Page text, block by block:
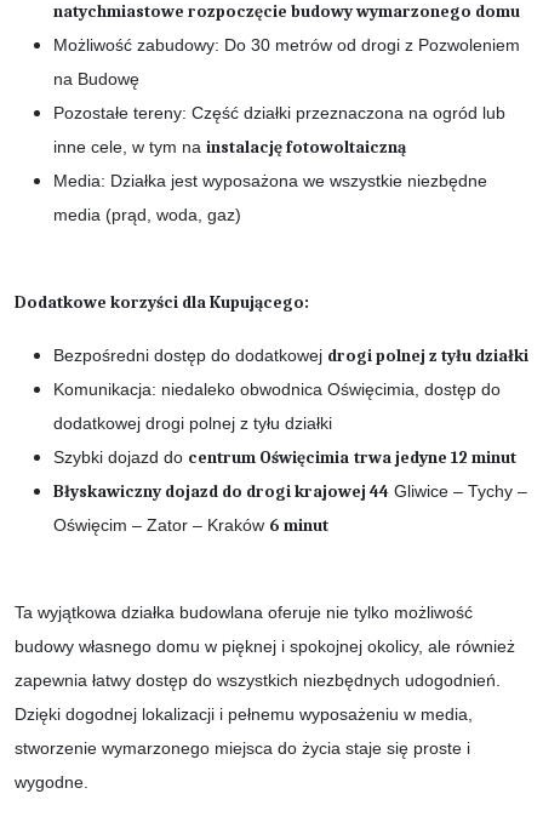
natychmiastowe rozpoczęcie budowy wymarzonego domu
Możliwość zabudowy: Do 30 metrów od drogi z Pozwoleniem
na Budowę
Pozostałe tereny: Część działki przeznaczona na ogród lub
inne cele, w tym na instalację fotowoltaiczną
Media: Działka jest wyposażona we wszystkie niezbędne
media (prąd, woda, gaz)
Dodatkowe korzyści dla Kupującego:
Bezpośredni dostęp do dodatkowej drogi polnej z tyłu działki
Komunikacja: niedaleko obwodnica Oświęcimia, dostęp do
dodatkowej drogi polnej z tyłu działki
Szybki dojazd do centrum Oświęcimia trwa jedyne 12 minut
Błyskawiczny dojazd do drogi krajowej 44 Gliwice – Tychy –
Oświęcim – Zator – Kraków 6 minut
Ta wyjątkowa działka budowlana oferuje nie tylko możliwość
budowy własnego domu w pięknej i spokojnej okolicy, ale również
zapewnia łatwy dostęp do wszystkich niezbędnych udogodnień.
Dzięki dogodnej lokalizacji i pełnemu wyposażeniu w media,
stworzenie wymarzonego miejsca do życia staje się proste i
wygodne.